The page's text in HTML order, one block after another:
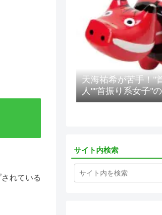
れている
天海祐希が苦手！"
人""首振り系女子"
サイト内検索